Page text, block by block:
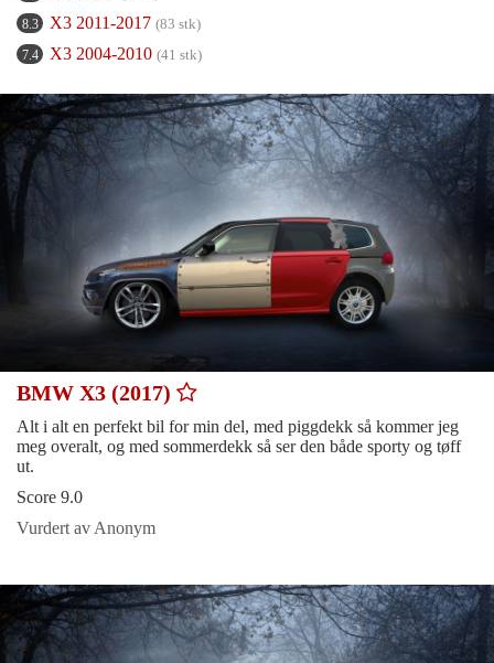
8.3 X3 2011-2017 (83 stk)
7.4 X3 2004-2010 (41 stk)
BMW X3 (2017)
Alt i alt en perfekt bil for min del, med piggdekk så kommer jeg
meg overalt, og med sommerdekk så ser den både sporty og tøff
ut.
Score 9.0
Vurdert av Anonym